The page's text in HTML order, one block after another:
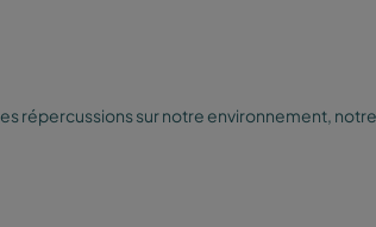
répercussions sur notre environnement,